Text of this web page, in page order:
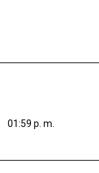
01:59 p. m.